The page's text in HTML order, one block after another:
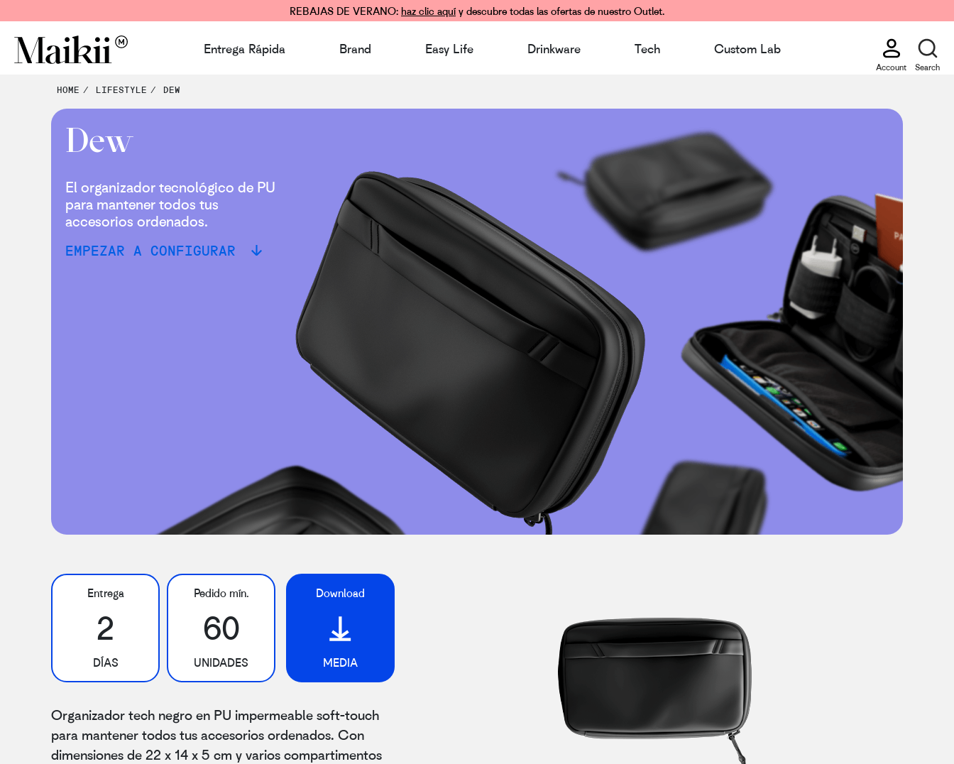
REBAJAS DE VERANO: haz clic aquíy descubre todas las ofertas de nuestro Outlet.
Entrega Rápida Brand Easy Life Drinkware Tech Custom Lab
Account Search
HOME LIFESTYLE DEW
Dew
El organizador tecnológico de PU
para mantener todos tus
accesorios ordenados.
EMPEZAR A CONFIGURAR
Entrega
2
DÍAS
Pedido mín.
60
UNIDADES
Download
MEDIA
Organizador tech negro en PU impermeable soft-touch
para mantener todos tus accesorios ordenados. Con
dimensiones de 22 x 14 x 5 cm y varios compartimentos